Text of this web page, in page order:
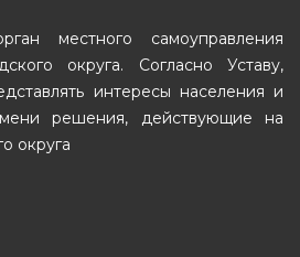
местного самоуправления
округа. Согласно Уставу,
интересы населения и
решения, действующие на
округа